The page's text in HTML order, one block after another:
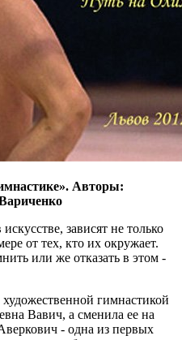
Авторы:
зависят не только
от тех, кто их окружает.
или же отказать в этом -
художественной гимнастикой
Вавич, а сменила ее на
- одна из первых